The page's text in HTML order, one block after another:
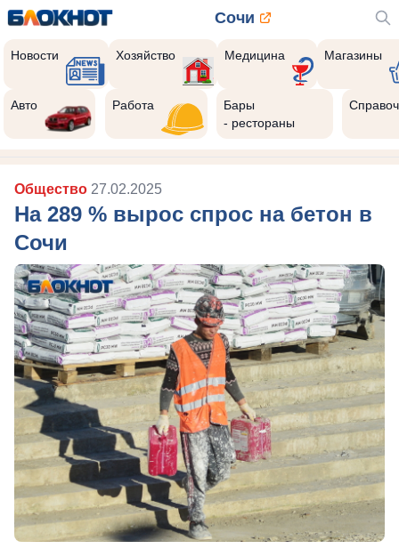
Сочи
Новости Хозяйство Медицина Магазины
Авто Работа
Бары
- рестораны
Общество 27.02.2025
На 289 % вырос спрос на бетон в
Сочи